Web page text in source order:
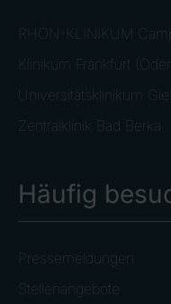
RHÖN-KLINIKUM
Klinikum Frankfurt (Oder)
Universitätsklinikum
Zentralklinik Bad Berka
Häufig
Pressemeldungen
Stellenangebote